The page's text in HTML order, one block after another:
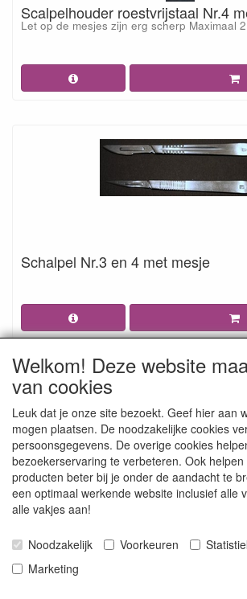
Welkom! Deze website
van cookies
Leuk dat je onze site bezoekt. Geef hier aan
mogen plaatsen. De noodzakelijke cookies
persoonsgegevens. De overige cookies
bezoekerservaring te verbeteren. Ook
producten beter bij je onder de aandacht te
een optimaal werkende website inclusief alle
alle vakjes aan!
Noodzakelijk Voorkeuren
Marketing
Scalpelhouder roestvrijstaal Nr.4
Let op de mesjes zijn erg scherp Maximaal
Schalpel Nr.3 en 4 met mesje